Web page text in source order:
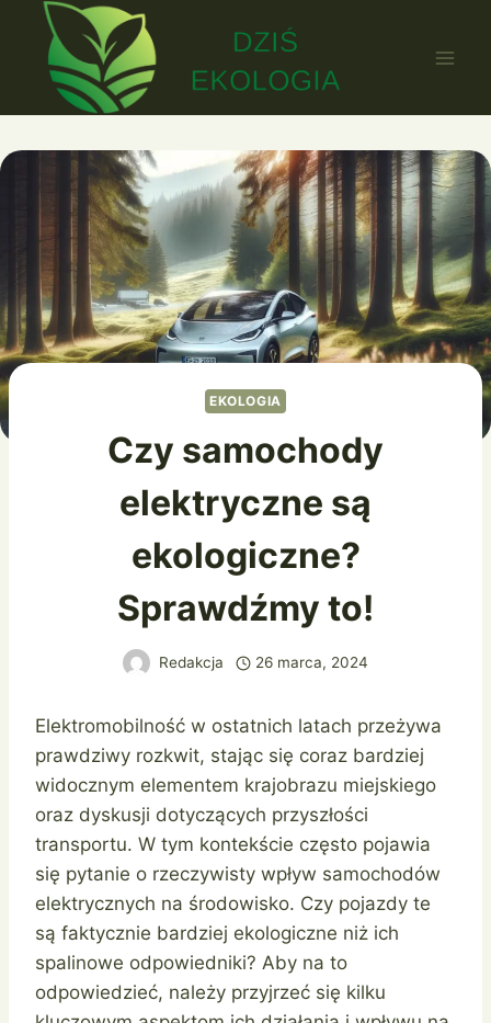
Przejdź
EKOLOGIA
Czy samochody
elektryczne są
ekologiczne?
Sprawdźmy to!
Redakcja 26 marca, 2024
Elektromobilność w ostatnich latach przeżywa
prawdziwy rozkwit, stając się coraz bardziej
widocznym elementem krajobrazu miejskiego
oraz dyskusji dotyczących przyszłości
transportu. W tym kontekście często pojawia
się pytanie o rzeczywisty wpływ samochodów
elektrycznych na środowisko. Czy pojazdy te
są faktycznie bardziej ekologiczne niż ich
spalinowe odpowiedniki? Aby na to
odpowiedzieć, należy przyjrzeć się kilku